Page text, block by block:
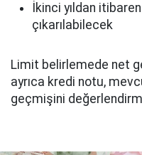
İkinci yıldan
çıkarılabilecek
Limit belirlemede net
ayrıca kredi notu,
geçmişini